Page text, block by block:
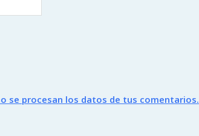
se procesan los datos de tus comentarios.